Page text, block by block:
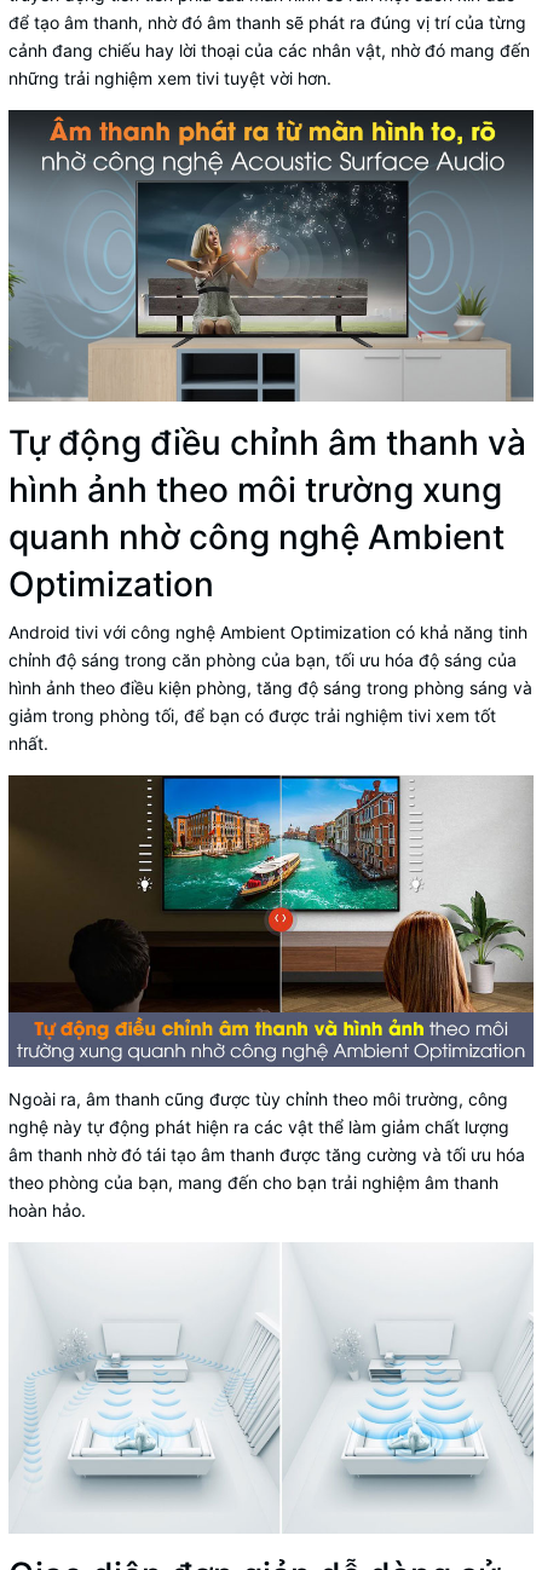
để tạo âm thanh, nhờ đó âm thanh sẽ phát ra đúng vị trí của từng
cảnh đang chiếu hay lời thoại của các nhân vật, nhờ đó mang đến
những trải nghiệm xem tivi tuyệt vời hơn.
Tự động điều chỉnh âm thanh và
hình ảnh theo môi trường xung
quanh nhờ công nghệ Ambient
Optimization
Android tivi với công nghệ Ambient Optimization có khả năng tinh
chỉnh độ sáng trong căn phòng của bạn, tối ưu hóa độ sáng của
hình ảnh theo điều kiện phòng, tăng độ sáng trong phòng sáng và
giảm trong phòng tối, để bạn có được trải nghiệm tivi xem tốt
nhất.
Ngoài ra, âm thanh cũng được tùy chỉnh theo môi trường, công
nghệ này tự động phát hiện ra các vật thể làm giảm chất lượng
âm thanh nhờ đó tái tạo âm thanh được tăng cường và tối ưu hóa
theo phòng của bạn, mang đến cho bạn trải nghiệm âm thanh
hoàn hảo.